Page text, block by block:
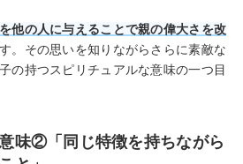
他の人に与えることで親の偉大さを改
。その思いを知りながらさらに素敵な
の持つスピリチュアルな意味の一つ目
味②「同じ特徴を持ちながら